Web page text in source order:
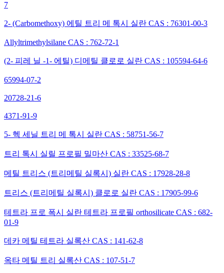
7
2- (Carbomethoxy) 에틸 트리 메 톡시 실란 CAS : 76301-00-3
Allyltrimethylsilane CAS : 762-72-1
(2- 피레 닐 -1- 에틸) 디메틸 클로로 실란 CAS : 105594-64-6
65994-07-2
20728-21-6
4371-91-9
5- 헥 세닐 트리 메 톡시 실란 CAS : 58751-56-7
트리 톡시 실릴 프로필 밀마산 CAS : 33525-68-7
메틸 트리스 (트리메틸 실록시) 실란 CAS : 17928-28-8
트리스 (트리메틸 실록시) 클로로 실란 CAS : 17905-99-6
테트라 프로 폭시 실란 테트라 프로필 orthosilicate CAS : 682-
01-9
데카 메틸 테트라 실록산 CAS : 141-62-8
옥타 메틸 트리 실록산 CAS : 107-51-7